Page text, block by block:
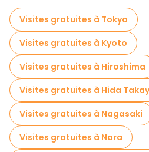
Visites de marchés en Osaka
Visites de dégustation locales
Excursions d'une journée
Visites nocturnes gratuites à
Tours à vélo à Osaka
Visites gastronomiques à
Visites gratuites à Tokyo
Visites gratuites à Kyoto
Visites gratuites à Hiroshima
Visites gratuites à Hida
Visites gratuites à Nagasaki
Visites gratuites à Nara